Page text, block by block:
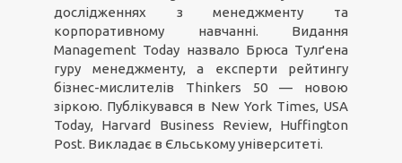
дослідженнях з менеджменту та
корпоративному навчанні. Видання
Management Today назвало Брюса Тулґена
гуру менеджменту, а експерти рейтингу
бізнес-мислителів Thinkers 50 — новою
зіркою. Публікувався в New York Times, USA
Today, Harvard Business Review, Huffington
Post. Викладає в Єльському університеті.